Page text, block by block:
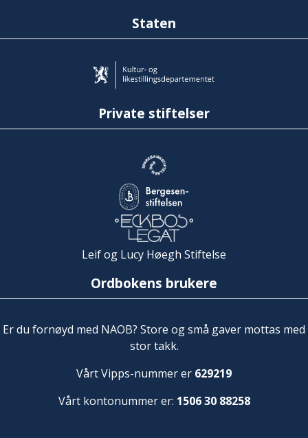
Staten
Private stiftelser
Leif og Lucy Høegh Stiftelse
Ordbokens brukere
Er du fornøyd med NAOB? Store og små gaver mottas med
stor takk.
Vårt Vipps-nummer er 629219
Vårt kontonummer er: 1506 30 88258